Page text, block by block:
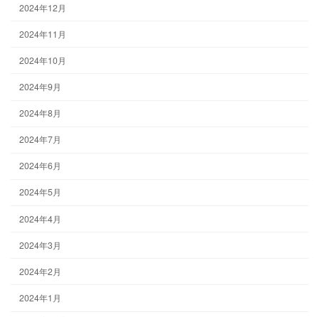
2024年12月
2024年11月
2024年10月
2024年9月
2024年8月
2024年7月
2024年6月
2024年5月
2024年4月
2024年3月
2024年2月
2024年1月